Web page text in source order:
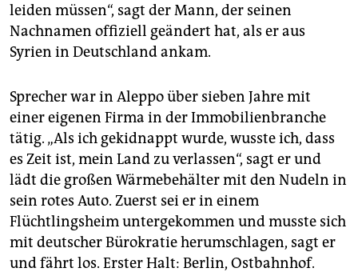
leiden müssen“, sagt der Mann, der seinen
Nachnamen offiziell geändert hat, als er aus
Syrien in Deutschland ankam.
Sprecher war in Aleppo über sieben Jahre mit
einer eigenen Firma in der Immobilienbranche
tätig. „Als ich gekidnappt wurde, wusste ich, dass
es Zeit ist, mein Land zu verlassen“, sagt er und
lädt die großen Wärmebehälter mit den Nudeln in
sein rotes Auto. Zuerst sei er in einem
Flüchtlingsheim untergekommen und musste sich
mit deutscher Bürokratie herumschlagen, sagt er
und fährt los. Erster Halt: Berlin, Ostbahnhof.